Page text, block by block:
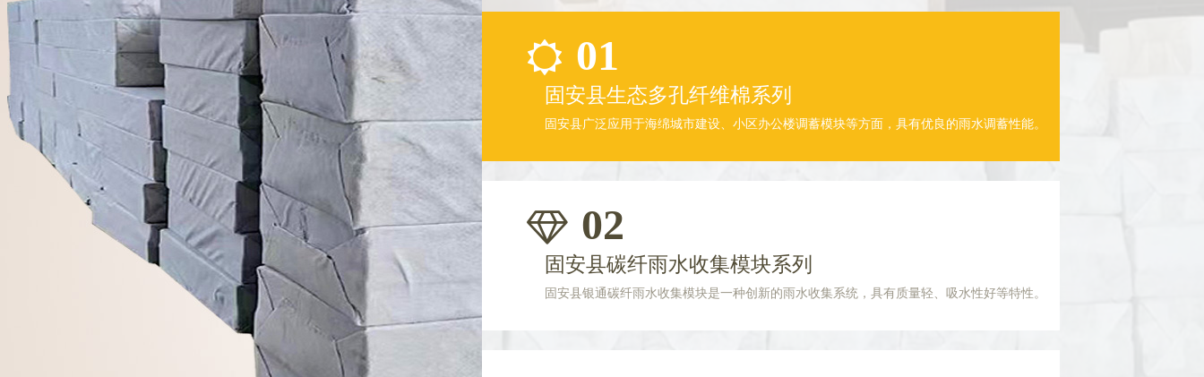
01
固安县生态多孔纤维棉系列
固安县广泛应用于海绵城市建设、小区办公楼调蓄模块等方面，具有优良的雨水调蓄性能。
02
固安县碳纤雨水收集模块系列
固安县银通碳纤雨水收集模块是一种创新的雨水收集系统，具有质量轻、吸水性好等特性。